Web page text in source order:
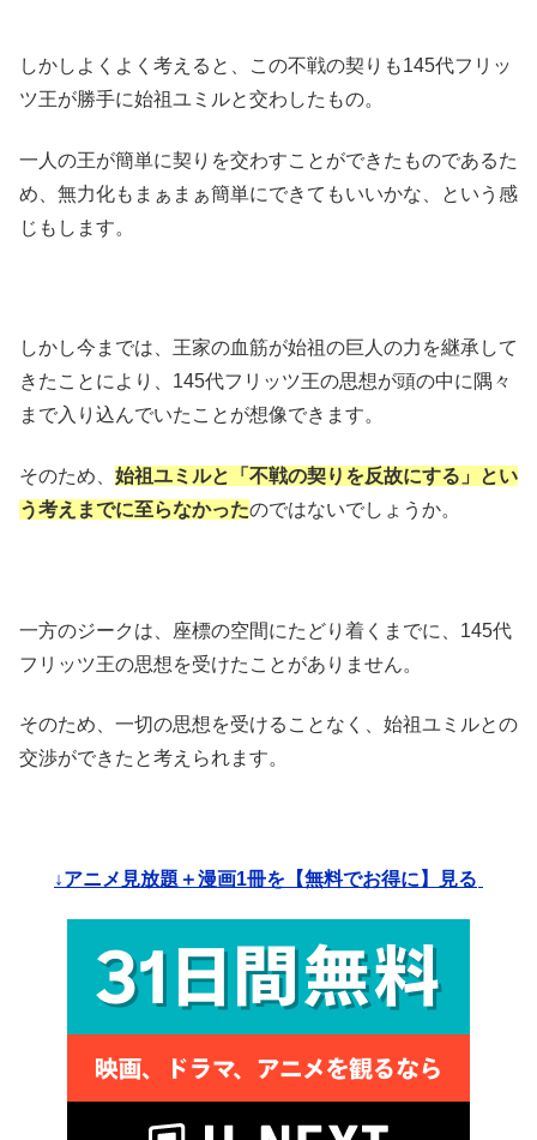
しかしよくよく考えると、この不戦の契りも145代フリッ
ツ王が勝手に始祖ユミルと交わしたもの。
一人の王が簡単に契りを交わすことができたものであるた
め、無力化もまぁまぁ簡単にできてもいいかな、という感
じもします。
しかし今までは、王家の血筋が始祖の巨人の力を継承して
きたことにより、145代フリッツ王の思想が頭の中に隅々
まで入り込んでいたことが想像できます。
そのため、 始祖ユミルと「不戦の契りを反故にする」とい
う考えまでに至らなかったのではないでしょうか。
一方のジークは、座標の空間にたどり着くまでに、145代
フリッツ王の思想を受けたことがありません。
そのため、一切の思想を受けることなく、始祖ユミルとの
交渉ができたと考えられます。
↓アニメ見放題＋漫画1冊を【無料でお得に】見る